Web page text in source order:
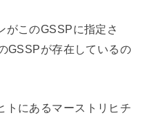
がこのGSSPに指定さ
GSSPが存在しているの
トにあるマーストリヒチ